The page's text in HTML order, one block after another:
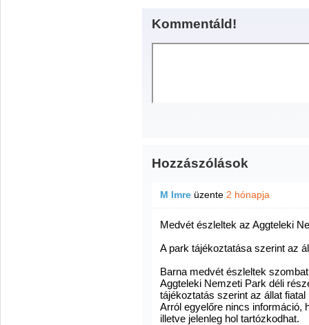
Kommentáld!
Hozzászólások
M Imre üzente 2 hónapja
Medvét észleltek az Aggteleki
A park tájékoztatása szerint az
Barna medvét észleltek
Aggteleki Nemzeti Park déli
tájékoztatás szerint az állat
Arról egyelőre nincs információ,
illetve jelenleg hol tartózkodhat.